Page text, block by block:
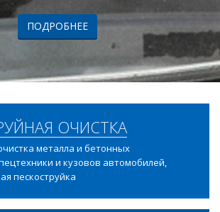
ПОДРОБНЕЕ
ОЧИСТКА
металла и бетонных
и кузовов автомобилей,
пескоструйка